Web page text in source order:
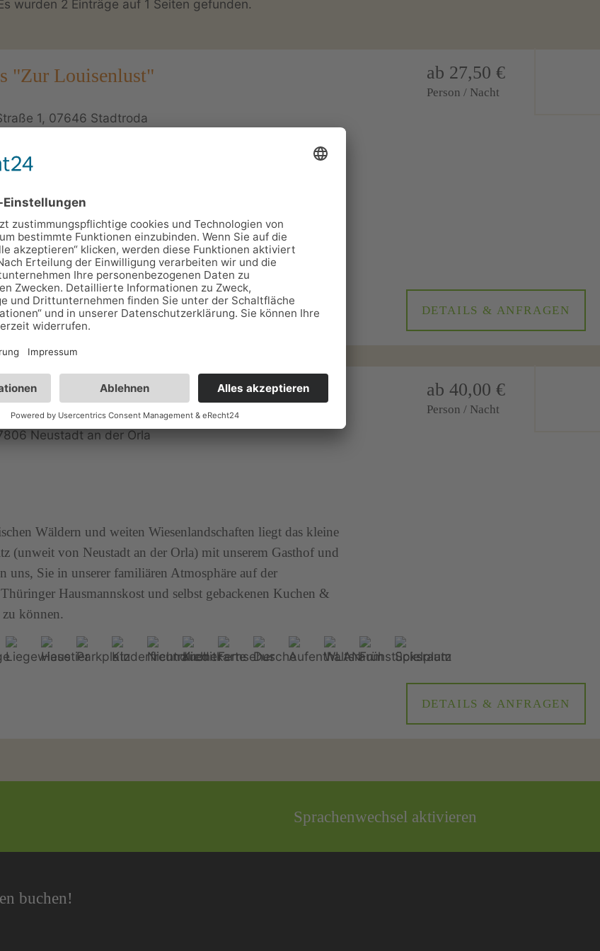
wurden 2 Einträge auf 1 Seiten gefunden.
"Zur Louisenlust"
1, 07646 Stadtroda
mit Pension, geräumigen Restaurant und großem Saal
Kapazitäten für Tagungen, Feiern, Treffen und
Art.
ab 27,50 €
Person / Nacht
DETAILS & ANFRAGEN
Pension "Zur Einkehr"
Neustadt an der Orla
Wäldern und weiten Wiesenlandschaften liegt das kleine
(unweit von Neustadt an der Orla) mit unserem Gasthof und
uns, Sie in unserer familiären Atmosphäre auf der
Hausmannskost und selbst gebackenen Kuchen &
können.
ab 40,00 €
Person / Nacht
DETAILS & ANFRAGEN
Sprachenwechsel aktivieren
buchen!